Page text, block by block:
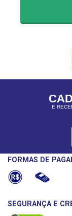
E
FORMAS DE
SEGURANÇA E